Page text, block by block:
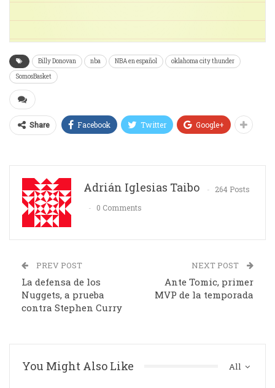
Billy Donovan nba NBA en español
oklahoma city thunder
SomosBasket
Share Facebook Twitter Google+
Adrián Iglesias Taibo
264 Posts
0 Comments
PREV POST
La defensa de los
Nuggets, a prueba
contra Stephen Curry
NEXT POST
Ante Tomic, primer
MVP de la temporada
All
You Might Also Like